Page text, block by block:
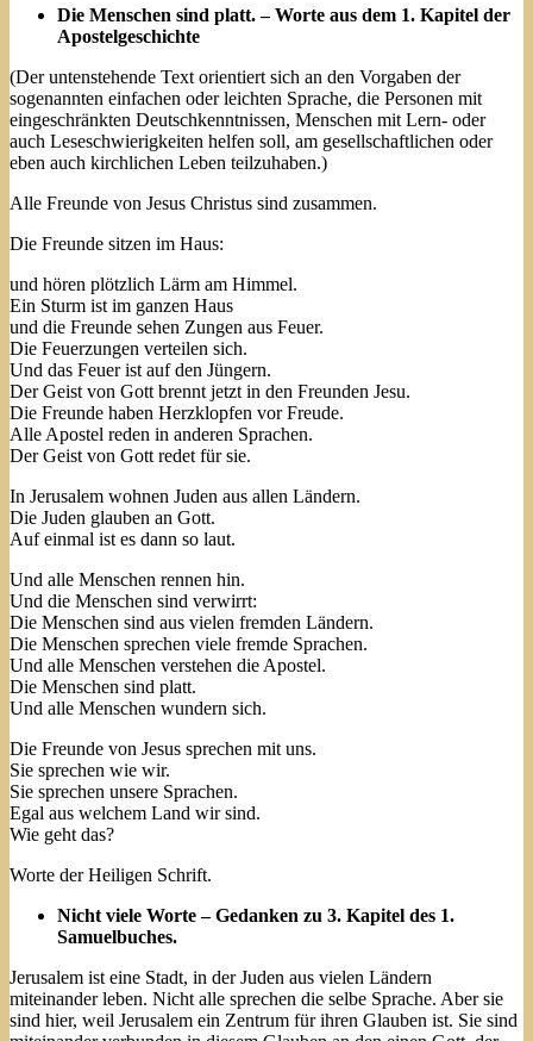
Die Menschen sind platt. – Worte aus dem 1. Kapitel der
Apostelgeschichte
(Der untenstehende Text orientiert sich an den Vorgaben der
sogenannten einfachen oder leichten Sprache, die Personen mit
eingeschränkten Deutschkenntnissen, Menschen mit Lern- oder
auch Leseschwierigkeiten helfen soll, am gesellschaftlichen oder
eben auch kirchlichen Leben teilzuhaben.)
Alle Freunde von Jesus Christus sind zusammen.
Die Freunde sitzen im Haus:
und hören plötzlich Lärm am Himmel.
Ein Sturm ist im ganzen Haus
und die Freunde sehen Zungen aus Feuer.
Die Feuerzungen verteilen sich.
Und das Feuer ist auf den Jüngern.
Der Geist von Gott brennt jetzt in den Freunden Jesu.
Die Freunde haben Herzklopfen vor Freude.
Alle Apostel reden in anderen Sprachen.
Der Geist von Gott redet für sie.
In Jerusalem wohnen Juden aus allen Ländern.
Die Juden glauben an Gott.
Auf einmal ist es dann so laut.
Und alle Menschen rennen hin.
Und die Menschen sind verwirrt:
Die Menschen sind aus vielen fremden Ländern.
Die Menschen sprechen viele fremde Sprachen.
Und alle Menschen verstehen die Apostel.
Die Menschen sind platt.
Und alle Menschen wundern sich.
Die Freunde von Jesus sprechen mit uns.
Sie sprechen wie wir.
Sie sprechen unsere Sprachen.
Egal aus welchem Land wir sind.
Wie geht das?
Worte der Heiligen Schrift.
Nicht viele Worte – Gedanken zu 3. Kapitel des 1.
Samuelbuches.
Jerusalem ist eine Stadt, in der Juden aus vielen Ländern
miteinander leben. Nicht alle sprechen die selbe Sprache. Aber sie
sind hier, weil Jerusalem ein Zentrum für ihren Glauben ist. Sie sind